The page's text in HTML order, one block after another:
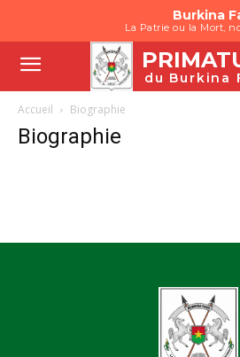
Burkina
La Patrie ou la Mort,
du Burkina
Accueil Biographie
Biographie